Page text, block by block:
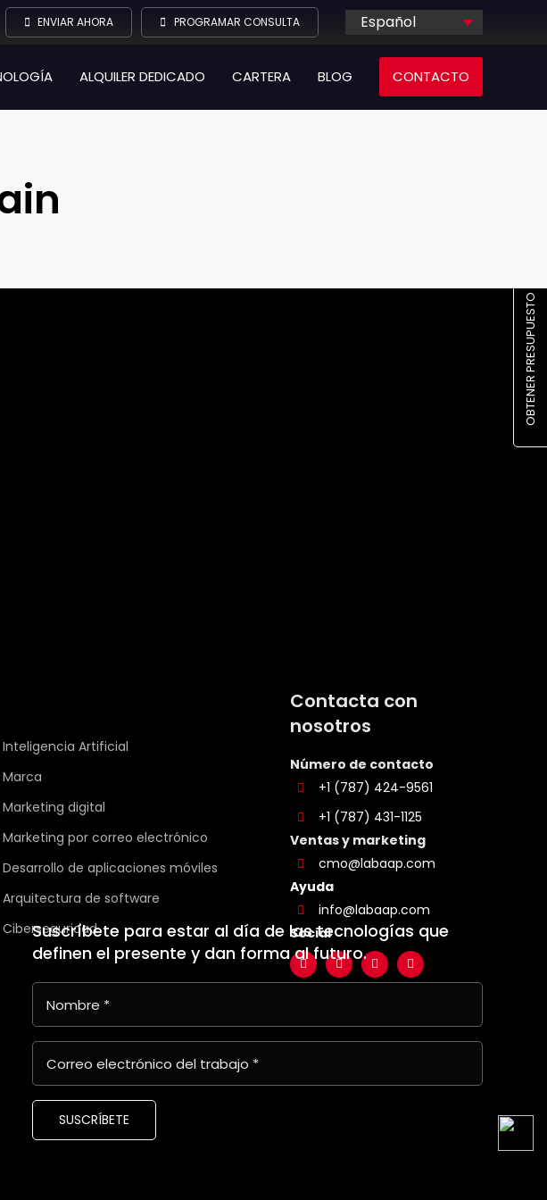
ENVIAR AHORA PROGRAMAR CONSULTA Español
ALQUILER DEDICADO CARTERA BLOG CONTACTO
Inteligencia Artificial
Marca
Marketing digital
Marketing por correo electrónico
Desarrollo de aplicaciones móviles
Arquitectura de software
Ciberseguridad
Contacta con
nosotros
Número de contacto
+1 (787) 424-9561
+1 (787) 431-1125
Ventas y marketing
cmo@labaap.com
Ayuda
info@labaap.com
Social
Suscríbete para estar al día de las tecnologías que
definen el presente y dan forma al futuro.
SUSCRÍBETE
OBTENER PRESUPUESTO